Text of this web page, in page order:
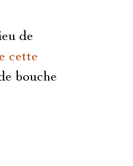
de
cette
bouche